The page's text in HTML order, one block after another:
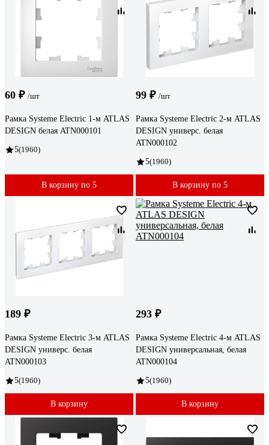
60 ₽ /шт
Рамка Systeme Electric 1-м ATLAS
DESIGN белая ATN000101
5(1960)
В корзину по 5
99 ₽ /шт
Рамка Systeme Electric 2-м ATLAS
DESIGN универс. белая
ATN000102
5(1960)
В корзину по 5
189 ₽
Рамка Systeme Electric 3-м ATLAS
DESIGN универс. белая
ATN000103
5(1960)
В корзину
293 ₽
Рамка Systeme Electric 4-м ATLAS
DESIGN универсальная, белая
ATN000104
5(1960)
В корзину